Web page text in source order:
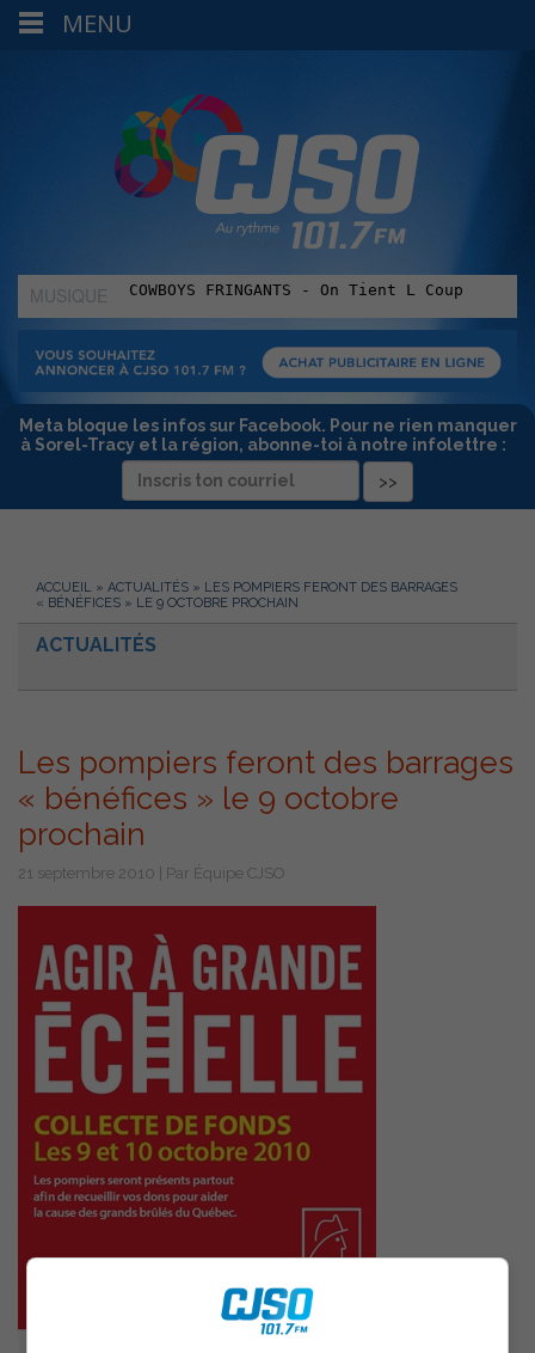
MUSIQUE
:
Meta bloque les infos sur Facebook. Pour ne rien manquer
à Sorel-Tracy et la région, abonne-toi à notre infolettre :
ACCUEIL » ACTUALITÉS » LES POMPIERS FERONT DES BARRAGES
« BÉNÉFICES » LE 9 OCTOBRE PROCHAIN
ACTUALITÉS
Les pompiers feront des barrages
« bénéfices » le 9 octobre
prochain
21 septembre 2010 | Par Équipe CJSO
MENU